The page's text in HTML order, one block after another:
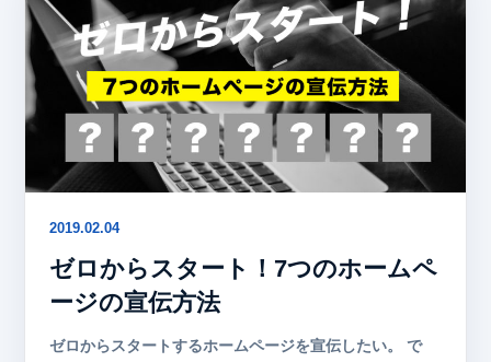
2019.02.04
ゼロからスタート！7つのホームペ
ージの宣伝方法
ゼロからスタートするホームページを宣伝したい。 で